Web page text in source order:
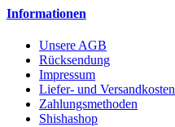
Informationen
Unsere AGB
Rücksendung
Impressum
Liefer- und Versandkosten
Zahlungsmethoden
Shishashop